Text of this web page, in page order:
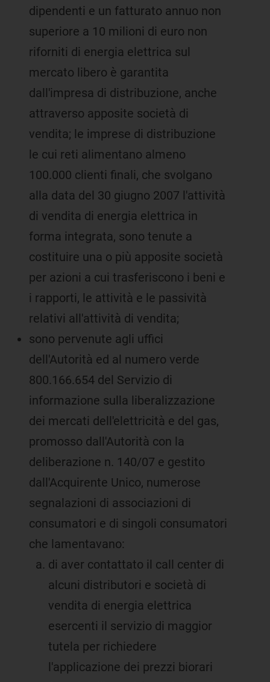
dipendenti e un fatturato annuo non
superiore a 10 milioni di euro non
riforniti di energia elettrica sul
mercato libero è garantita
dall'impresa di distribuzione, anche
attraverso apposite società di
vendita; le imprese di distribuzione
le cui reti alimentano almeno
100.000 clienti finali, che svolgano
alla data del 30 giugno 2007 l'attività
di vendita di energia elettrica in
forma integrata, sono tenute a
costituire una o più apposite società
per azioni a cui trasferiscono i beni e
i rapporti, le attività e le passività
relativi all'attività di vendita;
sono pervenute agli uffici
dell'Autorità ed al numero verde
800.166.654 del Servizio di
informazione sulla liberalizzazione
dei mercati dell'elettricità e del gas,
promosso dall'Autorità con la
deliberazione n. 140/07 e gestito
dall'Acquirente Unico, numerose
segnalazioni di associazioni di
consumatori e di singoli consumatori
che lamentavano:
di aver contattato il call center di
alcuni distributori e società di
vendita di energia elettrica
esercenti il servizio di maggior
tutela per richiedere
l'applicazione dei prezzi biorari